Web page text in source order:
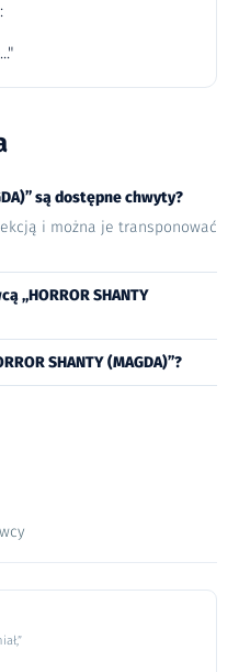
są dostępne chwyty?
i można je transponować
„HORROR SHANTY
SHANTY (MAGDA)”?